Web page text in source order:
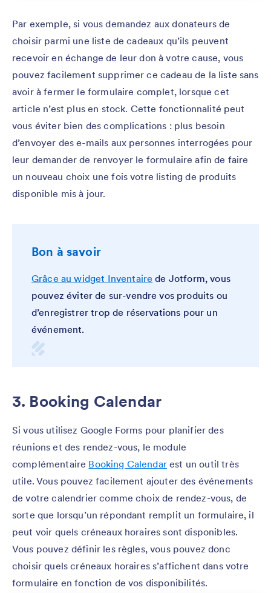
Par exemple, si vous demandez aux donateurs de
choisir parmi une liste de cadeaux qu’ils peuvent
recevoir en échange de leur don à votre cause, vous
pouvez facilement supprimer ce cadeau de la liste sans
avoir à fermer le formulaire complet, lorsque cet
article n’est plus en stock. Cette fonctionnalité peut
vous éviter bien des complications : plus besoin
d’envoyer des e-mails aux personnes interrogées pour
leur demander de renvoyer le formulaire afin de faire
un nouveau choix une fois votre listing de produits
disponible mis à jour.
Bon à savoir
Grâce au widget Inventaire de Jotform, vous
pouvez éviter de sur-vendre vos produits ou
d’enregistrer trop de réservations pour un
événement.
3. Booking Calendar
Si vous utilisez Google Forms pour planifier des
réunions et des rendez-vous, le module
complémentaire Booking Calendarest un outil très
utile. Vous pouvez facilement ajouter des événements
de votre calendrier comme choix de rendez-vous, de
sorte que lorsqu’un répondant remplit un formulaire, il
peut voir quels créneaux horaires sont disponibles.
Vous pouvez définir les règles, vous pouvez donc
choisir quels créneaux horaires s’affichent dans votre
formulaire en fonction de vos disponibilités.